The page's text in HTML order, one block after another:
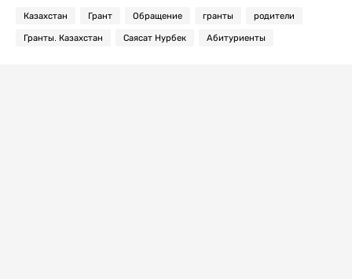
Казахстан Грант Обращение гранты родители
Гранты. Казахстан Саясат Нурбек Абитуриенты